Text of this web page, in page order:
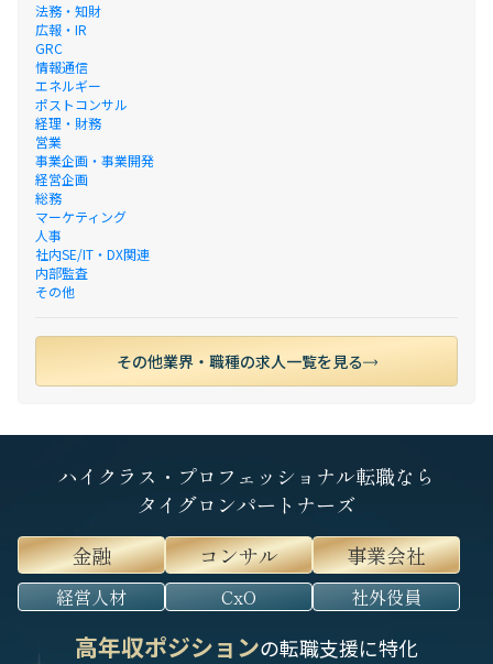
法務・知財
広報・IR
GRC
情報通信
エネルギー
ポストコンサル
経理・財務
営業
事業企画・事業開発
経営企画
総務
マーケティング
人事
社内SE/IT・DX関連
内部監査
その他
その他業界・職種の求人一覧を見る
ハイクラス・プロフェッショナル転職なら
タイグロンパートナーズ
金融
コンサル 事業会社
経営人材 CxO 社外役員
高年収ポジションの転職支援に特化